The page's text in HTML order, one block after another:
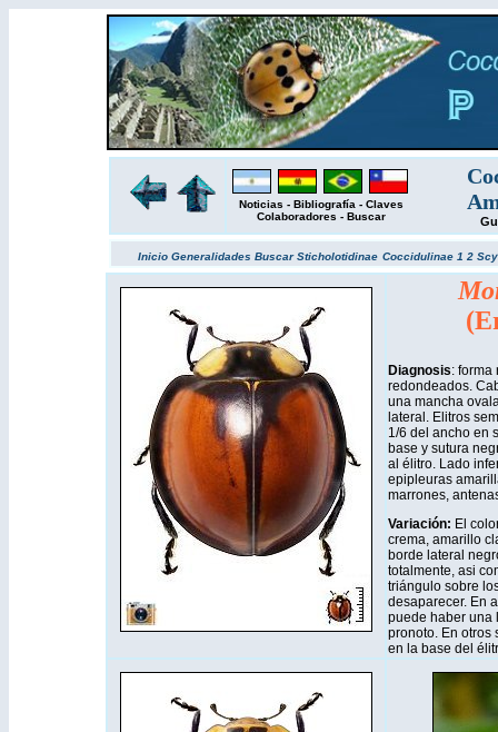
Noticias - Bibliografía - Claves
Colaboradores - Buscar
Inicio Generalidades BuscarSticholotidinae Coccidulinae 1 2
Diagnosis: forma
redondeados.
una mancha
lateral. Elitros
1/6 del ancho en
base y sutura
al élitro. Lado
epipleuras
marrones,
Variación: El
crema, amarillo
borde lateral
totalmente, asi
triángulo sobre
desaparecer. En
puede haber una
pronoto. En otros
en la base del